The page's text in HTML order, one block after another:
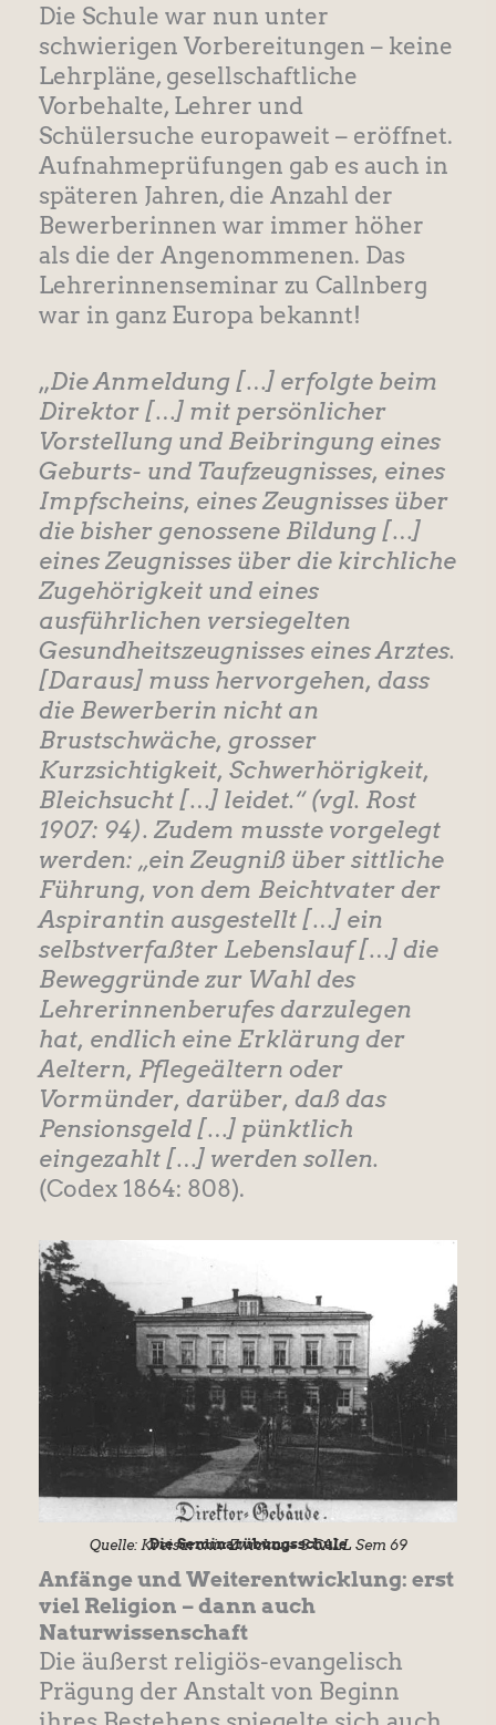
Die Schule war nun unter
schwierigen Vorbereitungen – keine
Lehrpläne, gesellschaftliche
Vorbehalte, Lehrer und
Schülersuche europaweit – eröffnet.
Aufnahmeprüfungen gab es auch in
späteren Jahren, die Anzahl der
Bewerberinnen war immer höher
als die der Angenommenen. Das
Lehrerinnenseminar zu Callnberg
war in ganz Europa bekannt!
„Die Anmeldung […] erfolgte beim
Direktor […] mit persönlicher
Vorstellung und Beibringung eines
Geburts- und Taufzeugnisses, eines
Impfscheins, eines Zeugnisses über
die bisher genossene Bildung […]
eines Zeugnisses über die kirchliche
Zugehörigkeit und eines
ausführlichen versiegelten
Gesundheitszeugnisses eines Arztes.
[Daraus] muss hervorgehen, dass
die Bewerberin nicht an
Brustschwäche, grosser
Kurzsichtigkeit, Schwerhörigkeit,
Bleichsucht […] leidet.“ (vgl. Rost
1907: 94). Zudem musste vorgelegt
werden: „ein Zeugniß über sittliche
Führung, von dem Beichtvater der
Aspirantin ausgestellt […] ein
selbstverfaßter Lebenslauf […] die
Beweggründe zur Wahl des
Lehrerinnenberufes darzulegen
hat, endlich eine Erklärung der
Aeltern, Pflegeältern oder
Vormünder, darüber, daß das
Pensionsgeld […] pünktlich
eingezahlt […] werden sollen.
(Codex 1864: 808).
Die Seminarübungsschule
Quelle: Kreisarchiv Zwickau– S CALL Sem 69
Anfänge und Weiterentwicklung: erst
viel Religion – dann auch
Naturwissenschaft
Die äußerst religiös-evangelisch
Prägung der Anstalt von Beginn